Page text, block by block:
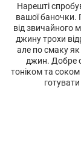
Нарешті
вашої баночки.
від звичайного
джину трохи
але по смаку
джин. Добре
тоніком та